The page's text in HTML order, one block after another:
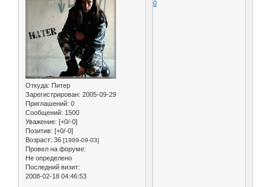
Откуда: Питер
Зарегистрирован: 2005-09-29
Приглашений: 0
Сообщений: 1500
Уважение: [+0/-0]
Позитив: [+0/-0]
Возраст: 36 [1989-09-03]
Провел на форуме:
Не определено
Последний визит:
2008-02-18 04:46:53
0